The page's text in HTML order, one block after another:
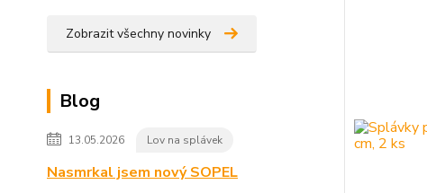
Zobrazit všechny novinky
Blog
13.05.2026 Lov na splávek
Nasmrkal jsem nový SOPEL